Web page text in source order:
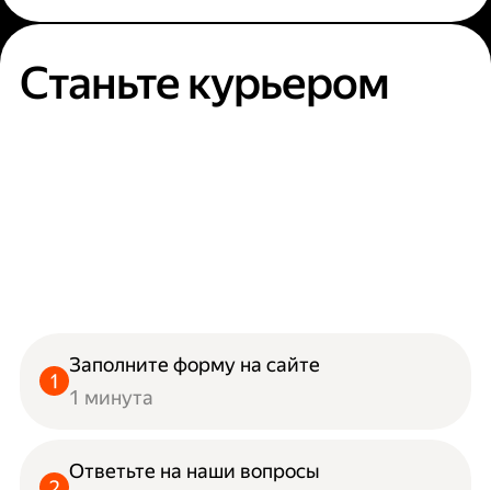
Станьте курьером
Заполните форму на сайте
1 минута
Ответьте на наши вопросы